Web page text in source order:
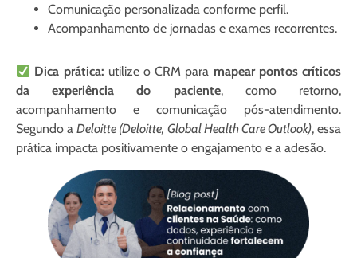
Comunicação personalizada conforme perfil.
Acompanhamento de jornadas e exames recorrentes.
Dica prática: utilize o CRM para mapear pontos críticos
da experiência do paciente, como retorno,
acompanhamento e comunicação pós-atendimento.
Segundo aDeloitte (Deloitte, Global Health Care Outlook), essa
prática impacta positivamente o engajamento e a adesão.